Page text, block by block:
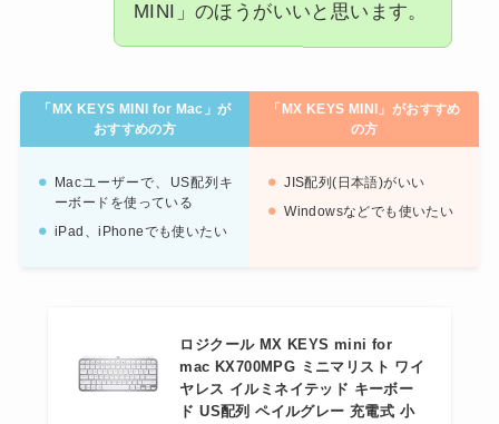
MINI」のほうがいいと思います。
「MX KEYS MINI for Mac」が
おすすめの方
「MX KEYS MINI」がおすすめ
の方
Macユーザーで、US配列キ
ーボードを使っている
iPad、iPhoneでも使いたい
JIS配列(日本語)がいい
Windowsなどでも使いたい
ロジクール MX KEYS mini for
mac KX700MPG ミニマリスト ワイ
ヤレス イルミネイテッド キーボー
ド US配列 ペイルグレー 充電式 小